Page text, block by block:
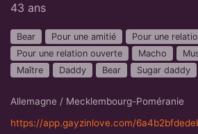
43 ans
Bear Pour une amitié
Pour une
Pour une relation ouverte
Macho
Maître
Daddy Bear Sugar daddy
Allemagne / Mecklembourg-Poméranie
https://app.gayzinlove.com/